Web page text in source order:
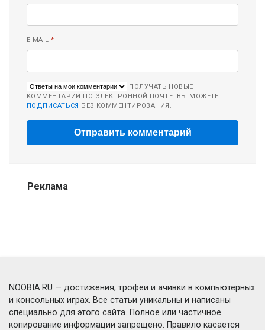
E-MAIL*
ПОЛУЧАТЬ НОВЫЕ
КОММЕНТАРИИ ПО ЭЛЕКТРОННОЙ ПОЧТЕ. ВЫ МОЖЕТЕ
ПОДПИСАТЬСЯ БЕЗ КОММЕНТИРОВАНИЯ.
Реклама
NOOBIA.RU — достижения, трофеи и ачивки в компьютерных
и консольных играх. Все статьи уникальны и написаны
специально для этого сайта. Полное или частичное
копирование информации запрещено. Правило касается